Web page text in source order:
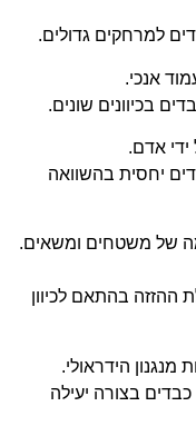
למרחקים גדולים.
אנכי.
בכיוונים שונים.
ידי אדם.
יחסית בהשוואה
של משטחים ומשאים.
ההזזה בהתאם לכיוון
הידראולי.
בצורה יעילה